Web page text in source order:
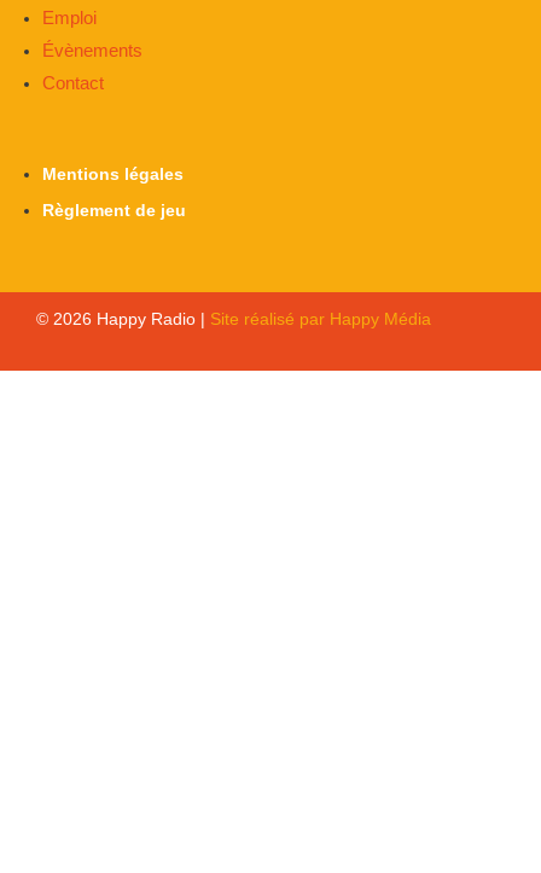
Emploi
Évènements
Contact
Mentions légales
Règlement de jeu
© 2026 Happy Radio | Site réalisé par Happy Média